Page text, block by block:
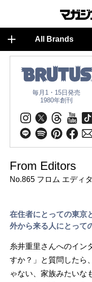
All Brands
毎月1・15日発売
1980年創刊
From Editors
No.865 フロム エディ
在住者にとっての東京
外から来る人にとって
糸井重里さんへのイン
すか？」と質問したら
ゃない、家族みたいな